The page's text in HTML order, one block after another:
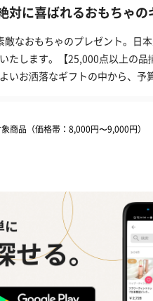
対に喜ばれるおもちゃ
なおもちゃのプレゼント。日
たします。【25,000点以上の
いお洒落なギフトの中から、予
商品（価格帯：8,000円〜9,000円）